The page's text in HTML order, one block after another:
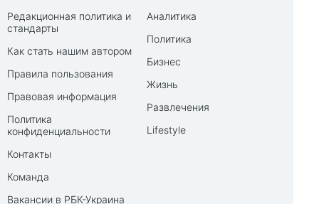
Редакционная политика и
стандарты
Как стать нашим автором
Правила пользования
Правовая информация
Политика
конфиденциальности
Контакты
Команда
Вакансии в РБК-Украина
Аналитика
Политика
Бизнес
Жизнь
Развлечения
Lifestyle